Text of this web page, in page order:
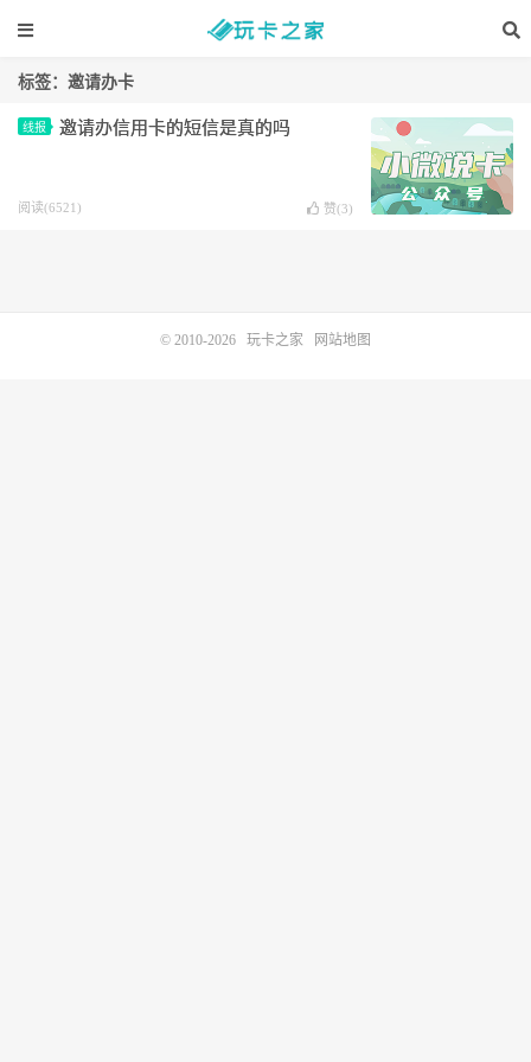
标签：邀请办卡
线报 邀请办信用卡的短信是真的吗
阅读(6521) 赞(3)
© 2010-2026 玩卡之家 网站地图